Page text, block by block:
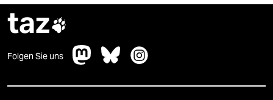
taz
Folgen Sie uns